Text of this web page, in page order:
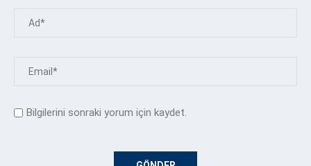
Bilgilerini sonraki yorum için kaydet.